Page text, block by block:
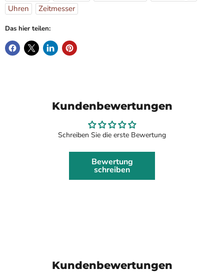
Uhren
Zeitmesser
Das hier teilen:
Kundenbewertungen
Schreiben Sie die erste Bewertung
Bewertung
schreiben
Kundenbewertungen